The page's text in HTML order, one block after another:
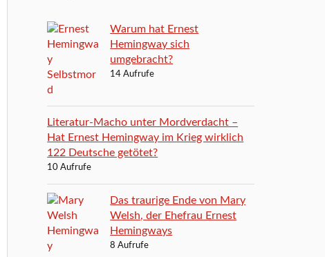
Warum hat Ernest
Hemingway sich
umgebracht?
14 Aufrufe
Literatur-Macho unter Mordverdacht –
Hat Ernest Hemingway im Krieg wirklich
122 Deutsche getötet?
10 Aufrufe
Das traurige Ende von Mary
Welsh, der Ehefrau Ernest
Hemingways
8 Aufrufe